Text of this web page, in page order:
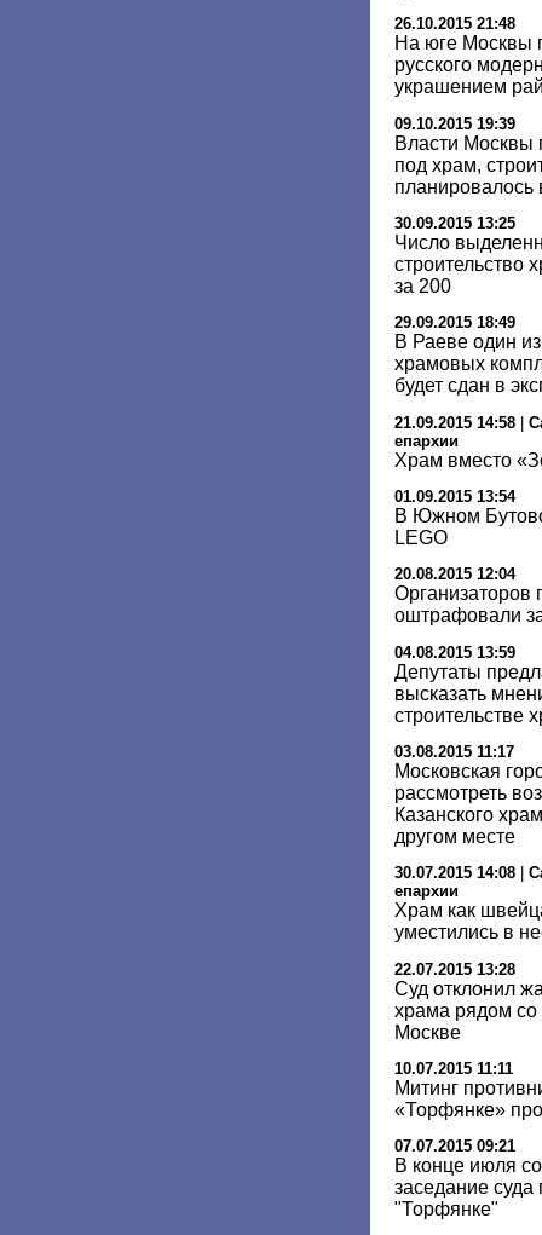
26.10.2015 21:48
На юге Москвы
русского
украшением
09.10.2015 19:39
Власти Москвы
под храм,
планировалось
30.09.2015 13:25
Число
строительство
за 200
29.09.2015 18:49
В Раеве один
храмовых
будет сдан в
21.09.2015 14:58 |
епархии
Храм вместо
01.09.2015 13:54
В Южном
LEGO
20.08.2015 12:04
Организаторов
оштрафовали
04.08.2015 13:59
Депутаты
высказать
строительстве
03.08.2015 11:17
Московская
рассмотреть
Казанского
другом месте
30.07.2015 14:08
епархии
Храм как
уместились в
22.07.2015 13:28
Суд отклонил
храма рядом со
Москве
10.07.2015 11:11
Митинг
«Торфянке»
07.07.2015 09:21
В конце июля
заседание
"Торфянке"